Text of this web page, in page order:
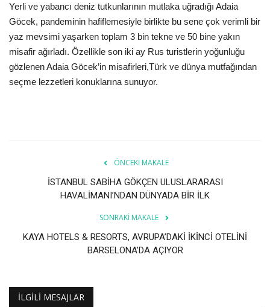
Köşe Yazarları
Galeri
Yerli ve yabancı deniz tutkunlarının mutlaka uğradığı Adaia
Göcek, pandeminin hafiflemesiyle birlikte bu sene çok verimli bir
yaz mevsimi yaşarken toplam 3 bin tekne ve 50 bine yakın
misafir ağırladı. Özellikle son iki ay Rus turistlerin yoğunluğu
gözlenen Adaia Göcek’in misafirleri,Türk ve dünya mutfağından
seçme lezzetleri konuklarına sunuyor.
ÖNCEKI MAKALE
İSTANBUL SABİHA GÖKÇEN ULUSLARARASI
HAVALİMANI’NDAN DÜNYADA BİR İLK
SONRAKI MAKALE
KAYA HOTELS & RESORTS, AVRUPA’DAKİ İKİNCİ OTELİNİ
BARSELONA’DA AÇIYOR
İLGILI MESAJLAR